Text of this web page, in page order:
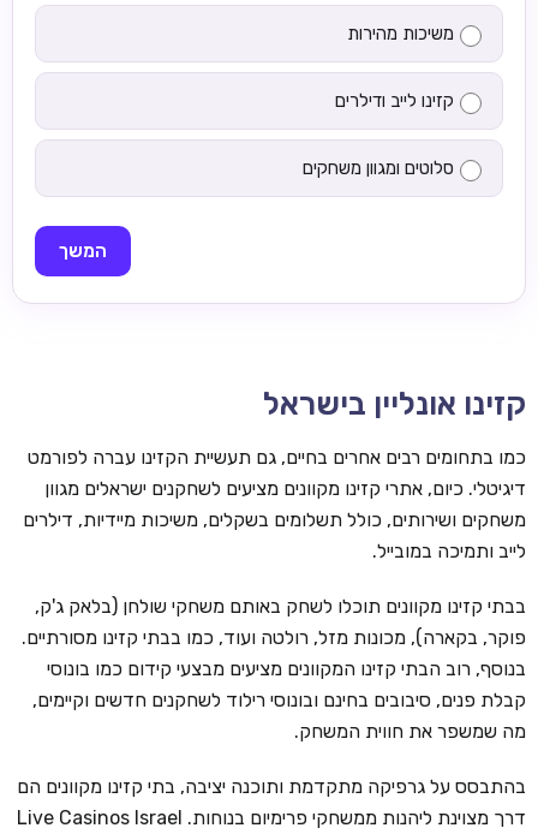
משיכות מהירות
קזינו לייב ודילרים
סלוטים ומגוון משחקים
המשך
קזינו אונליין בישראל
כמו בתחומים רבים אחרים בחיים, גם תעשיית הקזינו עברה לפורמט
דיגיטלי. כיום, אתרי קזינו מקוונים מציעים לשחקנים ישראלים מגוון
משחקים ושירותים, כולל תשלומים בשקלים, משיכות מיידיות, דילרים
לייב ותמיכה במובייל.
בבתי קזינו מקוונים תוכלו לשחק באותם משחקי שולחן (בלאק ג'ק,
פוקר, בקארה), מכונות מזל, רולטה ועוד, כמו בבתי קזינו מסורתיים.
בנוסף, רוב הבתי קזינו המקוונים מציעים מבצעי קידום כמו בונוסי
קבלת פנים, סיבובים בחינם ובונוסי רילוד לשחקנים חדשים וקיימים,
מה שמשפר את חווית המשחק.
בהתבסס על גרפיקה מתקדמת ותוכנה יציבה, בתי קזינו מקוונים הם
דרך מצוינת ליהנות ממשחקי פרימיום בנוחות. Live Casinos Israel